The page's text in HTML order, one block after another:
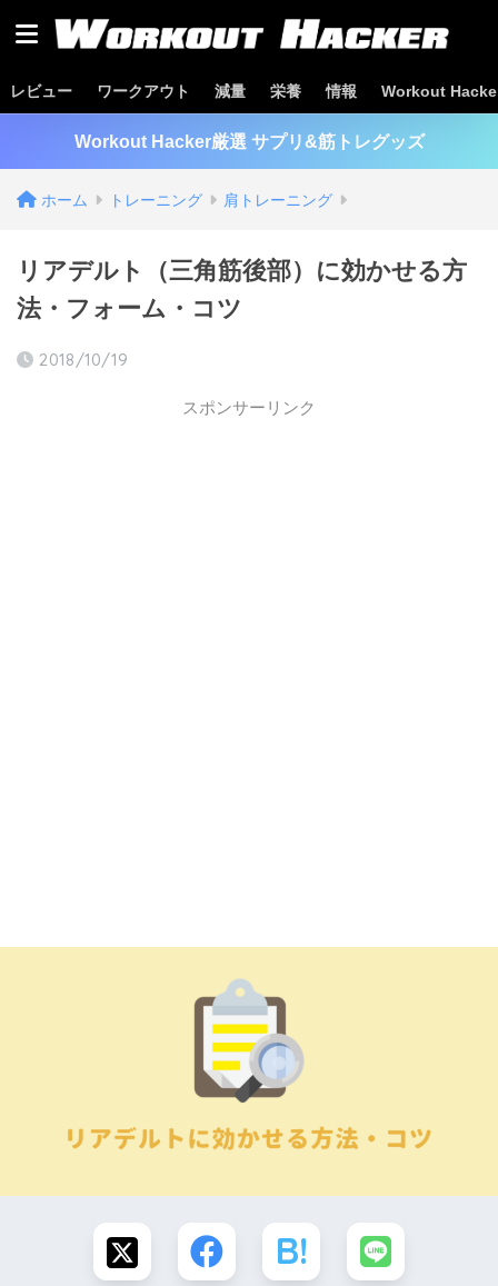
レビュー ワークアウト 減量 栄養 情報 Workout
Workout Hacker厳選 サプリ&筋トレグッズ
ホーム トレーニング 肩トレーニング
リアデルト（三角筋後部）に効かせる方
法・フォーム・コツ
2018/10/19
スポンサーリンク